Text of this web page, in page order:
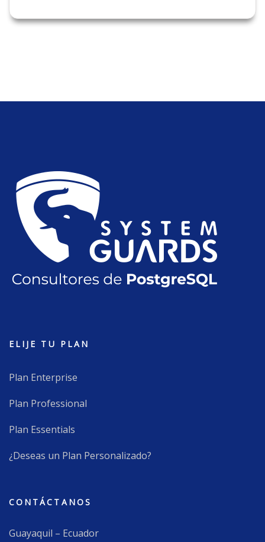
ELIJE TU PLAN
Plan Enterprise
Plan Professional
Plan Essentials
¿Deseas un Plan Personalizado?
CONTÁCTANOS
Guayaquil – Ecuador